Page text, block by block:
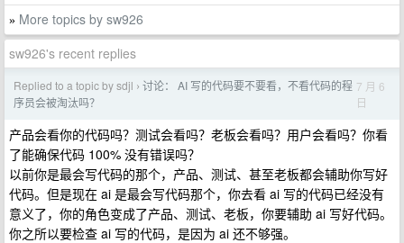
» More topics by sw926
sw926's recent replies
Replied to a topic by sdjl › 讨论： AI 写的代码要不要看，不看代码的程
序员会被淘汰吗？
7 月 6
日
产品会看你的代码吗？测试会看吗？老板会看吗？用户会看吗？你看
了能确保代码 100% 没有错误吗？
以前你是最会写代码的那个，产品、测试、甚至老板都会辅助你写好
代码。但是现在 ai 是最会写代码那个，你去看 ai 写的代码已经没有
意义了，你的角色变成了产品、测试、老板，你要辅助 ai 写好代码。
你之所以要检查 ai 写的代码，是因为 ai 还不够强。